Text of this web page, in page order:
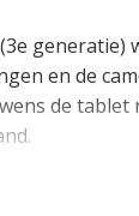
generatie)
en de
de tablet